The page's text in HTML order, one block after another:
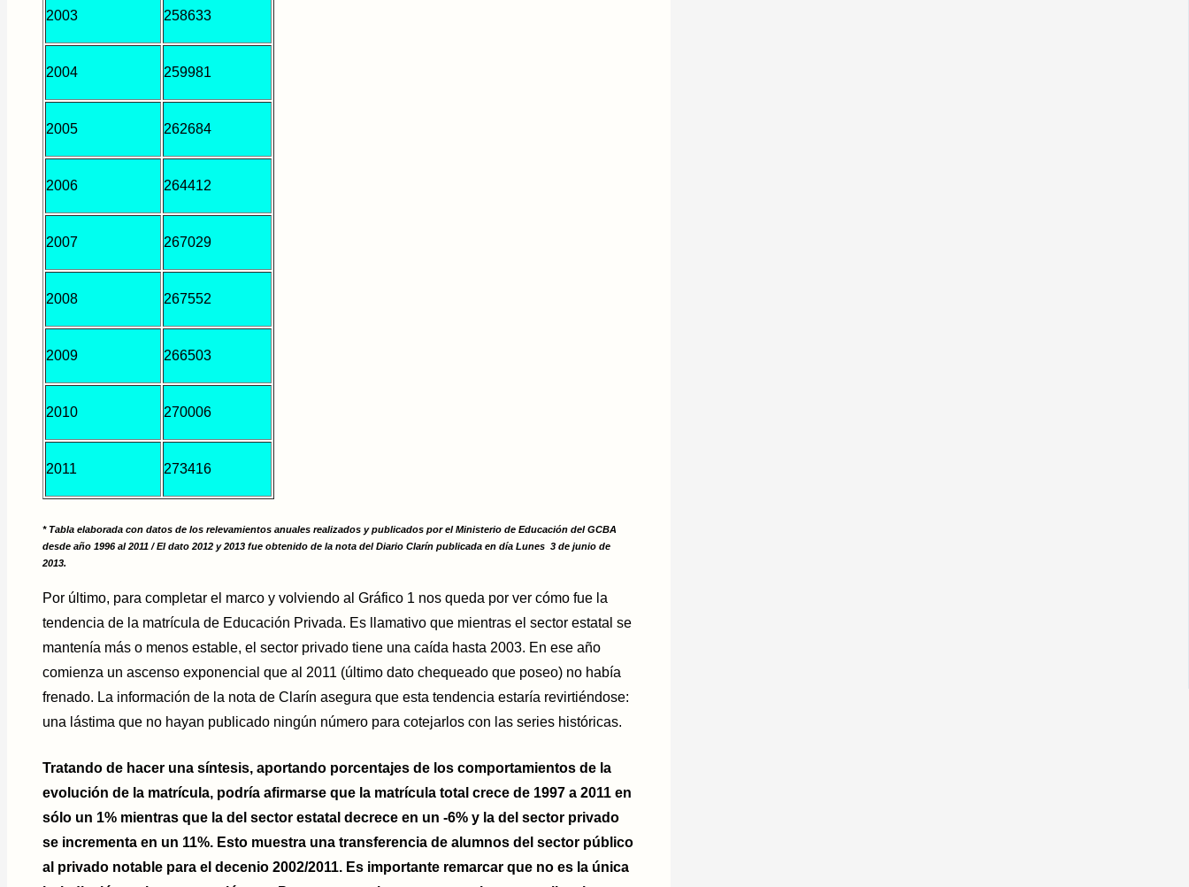
2003 258633
2004 259981
2005 262684
2006 264412
2007 267029
2008 267552
2009 266503
2010 270006
2011 273416
* Tabla elaborada con datos de los relevamientos anuales realizados y publicados por el Ministerio de Educación del GCBA
desde año 1996 al 2011 / El dato 2012 y 2013 fue obtenido de la nota del Diario Clarín publicada en día Lunes 3 de junio de
2013.
Por último, para completar el marco y volviendo al Gráfico 1 nos queda por ver cómo fue la
tendencia de la matrícula de Educación Privada. Es llamativo que mientras el sector estatal se
mantenía más o menos estable, el sector privado tiene una caída hasta 2003. En ese año
comienza un ascenso exponencial que al 2011 (último dato chequeado que poseo) no había
frenado. La información de la nota de Clarín asegura que esta tendencia estaría revirtiéndose:
una lástima que no hayan publicado ningún número para cotejarlos con las series históricas.
Tratando de hacer una síntesis, aportando porcentajes de los comportamientos de la
evolución de la matrícula, podría afirmarse que la matrícula total crece de 1997 a 2011 en
sólo un 1% mientras que la del sector estatal decrece en un -6% y la del sector privado
se incrementa en un 11%. Esto muestra una transferencia de alumnos del sector público
al privado notable para el decenio 2002/2011. Es importante remarcar que no es la única